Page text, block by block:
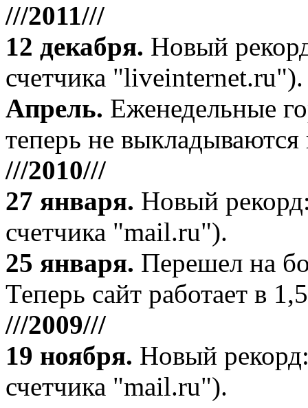
///2011///
12 декабря. Новый
счетчика "liveinternet.ru").
Апрель. Еженедельные
теперь не выкладываются
///2010///
27 января. Новый
счетчика "mail.ru").
25 января. Перешел на
Теперь сайт работает в
///2009///
19 ноября. Новый
счетчика "mail.ru").